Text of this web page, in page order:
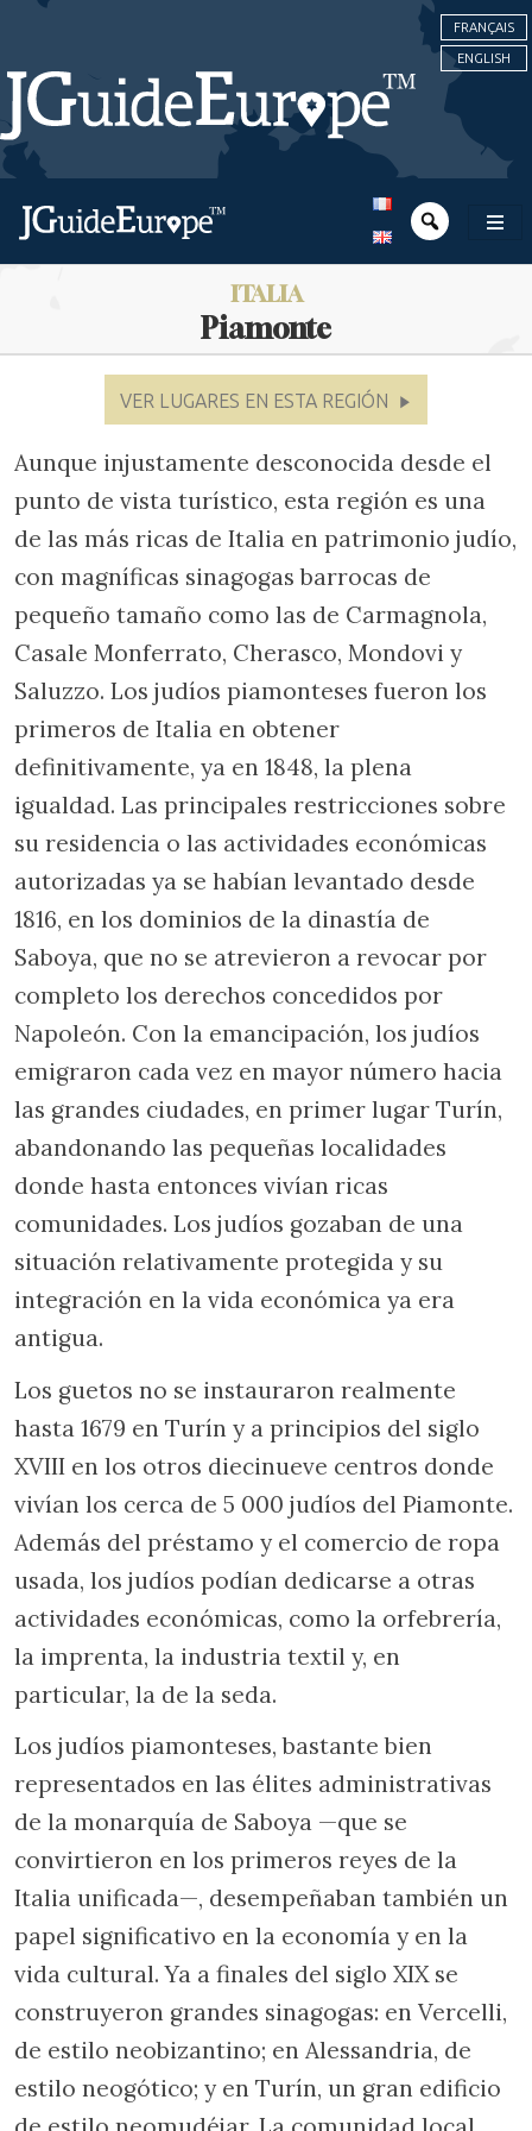
FRANÇAIS
ENGLISH
ITALIA
Piamonte
VER LUGARES EN ESTA REGIÓN
Aunque injustamente desconocida desde el
punto de vista turístico, esta región es una
de las más ricas de Italia en patrimonio judío,
con magníficas sinagogas barrocas de
pequeño tamaño como las de Carmagnola,
Casale Monferrato, Cherasco, Mondovi y
Saluzzo. Los judíos piamonteses fueron los
primeros de Italia en obtener
definitivamente, ya en 1848, la plena
igualdad. Las principales restricciones sobre
su residencia o las actividades económicas
autorizadas ya se habían levantado desde
1816, en los dominios de la dinastía de
Saboya, que no se atrevieron a revocar por
completo los derechos concedidos por
Napoleón. Con la emancipación, los judíos
emigraron cada vez en mayor número hacia
las grandes ciudades, en primer lugar Turín,
abandonando las pequeñas localidades
donde hasta entonces vivían ricas
comunidades. Los judíos gozaban de una
situación relativamente protegida y su
integración en la vida económica ya era
antigua.
Los guetos no se instauraron realmente
hasta 1679 en Turín y a principios del siglo
XVIII en los otros diecinueve centros donde
vivían los cerca de 5 000 judíos del Piamonte.
Además del préstamo y el comercio de ropa
usada, los judíos podían dedicarse a otras
actividades económicas, como la orfebrería,
la imprenta, la industria textil y, en
particular, la de la seda.
Los judíos piamonteses, bastante bien
representados en las élites administrativas
de la monarquía de Saboya —que se
convirtieron en los primeros reyes de la
Italia unificada—, desempeñaban también un
papel significativo en la economía y en la
vida cultural. Ya a finales del siglo XIX se
construyeron grandes sinagogas: en Vercelli,
de estilo neobizantino; en Alessandria, de
estilo neogótico; y en Turín, un gran edificio